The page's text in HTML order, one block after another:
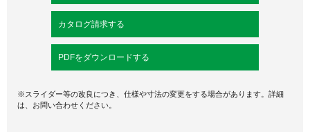
カタログ請求する
PDFをダウンロードする
※スライダー等の改良につき、仕様や寸法の変更をする場合があります。詳細
は、お問い合わせください。